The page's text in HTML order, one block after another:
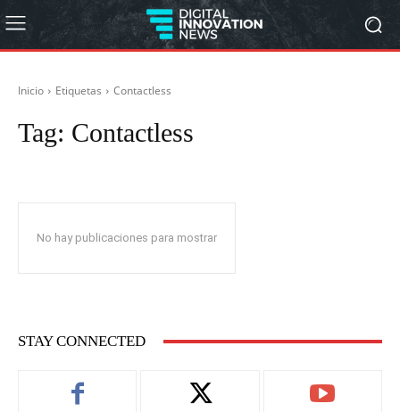
Inicio Etiquetas Contactless
Tag: Contactless
No hay publicaciones para mostrar
STAY CONNECTED